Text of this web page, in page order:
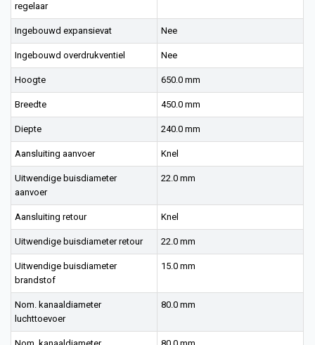
regelaar
Ingebouwd expansievat Nee
Ingebouwd overdrukventiel Nee
Hoogte 650.0 mm
Breedte 450.0 mm
Diepte 240.0 mm
Aansluiting aanvoer Knel
Uitwendige buisdiameter
aanvoer
22.0 mm
Aansluiting retour Knel
Uitwendige buisdiameter retour 22.0 mm
Uitwendige buisdiameter
brandstof
15.0 mm
Nom. kanaaldiameter
luchttoevoer
80.0 mm